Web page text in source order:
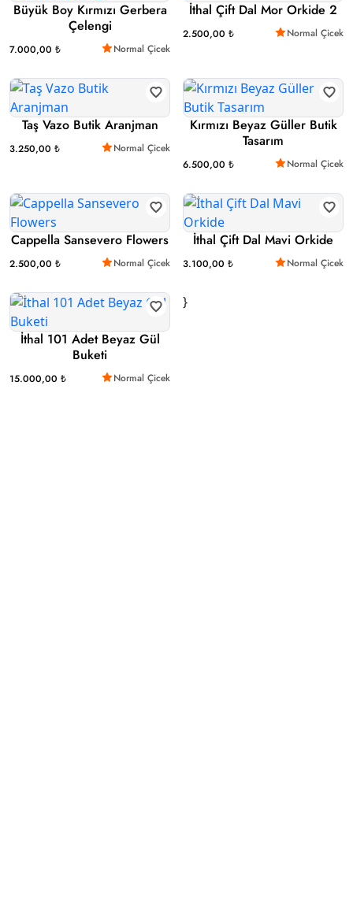
Büyük Boy Kırmızı Gerbera
Çelengi
7.000,00 ₺ Normal Çicek
İthal Çift Dal Mor Orkide 2
2.500,00 ₺ Normal Çicek
Taş Vazo Butik Aranjman
3.250,00 ₺ Normal Çicek
Kırmızı Beyaz Güller Butik
Tasarım
6.500,00 ₺ Normal Çicek
Cappella Sansevero Flowers
2.500,00 ₺ Normal Çicek
İthal Çift Dal Mavi Orkide
3.100,00 ₺ Normal Çicek
İthal 101 Adet Beyaz Gül
Buketi
15.000,00 ₺ Normal Çicek
}